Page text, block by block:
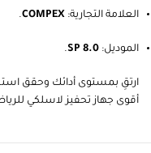
العلامة التجارية: COMPEX
.
الموديل: SP 8.0
.
ارتقِ بمستوى أدائك وحقق
أقوى جهاز تحفيز لاسلكي